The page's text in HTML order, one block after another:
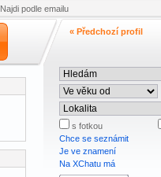
Najdi podle emailu
« Předchozí profil
s fotkou
Chce se seznámit
Je ve znamení
Na XChatu má